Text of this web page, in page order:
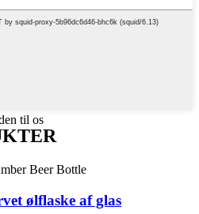
til os
ølflaske af glas